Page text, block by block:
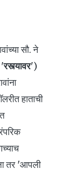
सौ. ने
'रस्त्यावर')
हाताची
तर 'आपली